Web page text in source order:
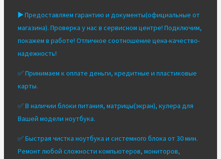
▶️Предоставляем гарантию и документы(официальные от
магазина). Проверка у нас в сервисном центре! Подключим,
покажем в работе! Отличное соотношение цена-качество-
надежность!
✅ Принимаем к оплате деньги, кредитные и пластиковые
карты.
✅ В наличии блоки питания, матрицы(экран), кулера для
Вашей модели ноутбука.
✅ Быстрая чистка ноутбука и системного блока от 30 мин.
Ремонт любой сложности компьютеров, мониторов,